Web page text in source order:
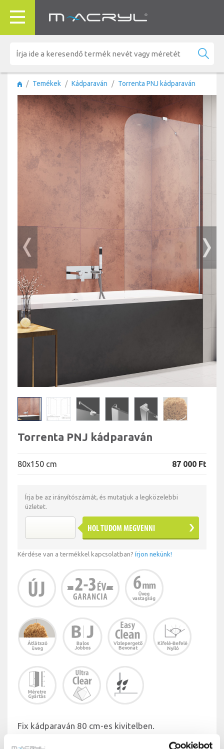
Temékek Kádparaván Torrenta PNJ kádparaván
Torrenta PNJ kádparaván
80x150 cm 87 000 Ft
Írja be az irányítószámát, és mutatjuk a legközelebbi
üzletet.
HOL TUDOM MEGVENNI
Kérdése van a termékkel kapcsolatban? írjon nekünk!
Fix kádparaván 80 cm-es kivitelben.